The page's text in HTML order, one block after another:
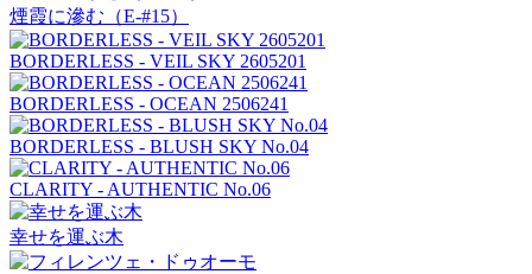
煙霞に滲む（E-#15）
BORDERLESS - VEIL SKY 2605201
BORDERLESS - OCEAN 2506241
BORDERLESS - BLUSH SKY No.04
CLARITY - AUTHENTIC No.06
幸せを運ぶ木